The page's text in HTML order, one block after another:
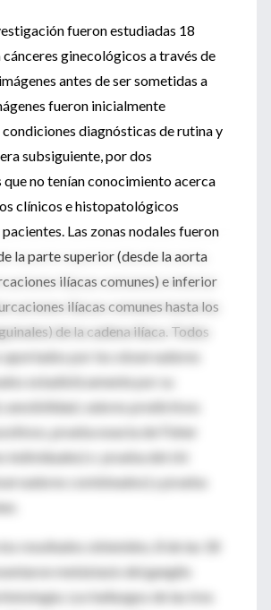
fueron estudiadas 18
ginecológicos a través de
antes de ser sometidas a
fueron inicialmente
diagnósticas de rutina y
subsiguiente, por dos
no tenían conocimiento acerca
clínicos e histopatológicos
Las zonas nodales fueron
la parte superior (desde la aorta
ilíacas comunes) e inferior
ilíacas comunes hasta los
de la cadena ilíaca. Todos
aportados por los observadores
estadísticamente por su
sensibilidad, valores predictivos
prueba exacta de Fisher
individuales) o prueba del chi
combinados) y prueba
los resultados obtenidos, 8 de las 18
metástasis del ganglio
Los hallazgos de las tres